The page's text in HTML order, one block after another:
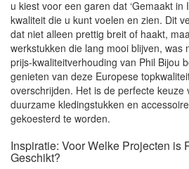
u kiest voor een garen dat ‘Gemaakt in
kwaliteit die u kunt voelen en zien. Dit
dat niet alleen prettig breit of haakt,
werkstukken die lang mooi blijven, was
prijs-kwaliteitverhouding van Phil Bijou
genieten van deze Europese
overschrijden. Het is de perfecte keuze
duurzame kledingstukken en
gekoesterd te worden.
Inspiratie: Voor Welke Projecten is
Geschikt?